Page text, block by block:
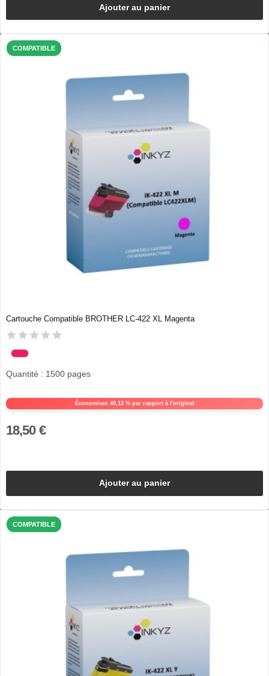
Ajouter au panier
COMPATIBLE
Cartouche Compatible BROTHER LC-422 XL Magenta
Économisez 40,13 % par rapport à l'original
Quantité : 1500 pages
18,50 €
Ajouter au panier
COMPATIBLE